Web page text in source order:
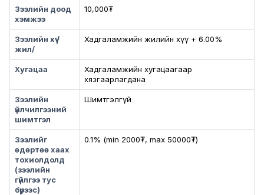
Зээлийн доод
хэмжээ
10,000₮
Зээлийн хүү /
жил/
Хадгаламжийн жилийн хүү + 6.00%
Хугацаа
Хадгаламжийн хугацаагаар
хязгаарлагдана
Зээлийн
үйлчилгээний
шимтгэл
Шимтгэлгүй
Зээлийг
өдөртөө хаах
тохиолдолд
(зээлийн
гүйлгээ тус
бүрээс)
0.1% (min 2000₮, max 50000₮)